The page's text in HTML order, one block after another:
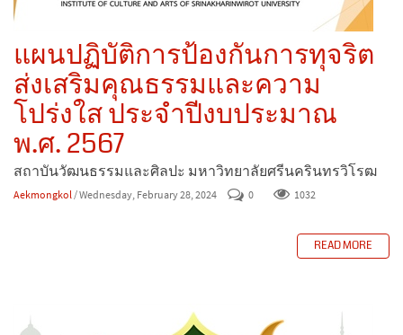
แผนปฏิบัติการป้องกันการทุจริต
ส่งเสริมคุณธรรมและความ
โปร่งใส ประจำปีงบประมาณ
พ.ศ. 2567
สถาบันวัฒนธรรมและศิลปะ มหาวิทยาลัยศรีนครินทรวิโรฒ
Aekmongkol/ Wednesday, February 28, 2024 0 1032
READ MORE